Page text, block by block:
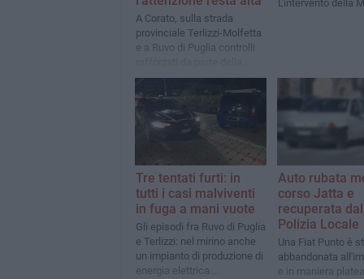
A Corato, sulla strada
provinciale Terlizzi-Molfetta
e a Ruvo di Puglia controlli
Metronotte
L'intervento della
Tre tentati furti: in
tutti i casi malviventi
in fuga a mani vuote
Gli episodi fra Ruvo di Puglia
e Terlizzi: nel mirino anche
un impianto di produzione di
energia elettrica.
Auto rubata
corso Jatta e
recuperata
Polizia Locale
Una Fiat Punto è
abbandonata
e in maniera